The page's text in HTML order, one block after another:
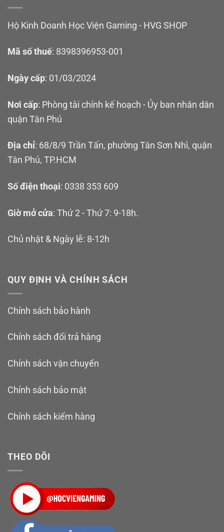
Hộ Kinh Doanh Học Viện Gaming - HVG SHOP
Mã số thuế: 8398396953-001
Ngày cấp: 01/03/2024
Nơi cấp: Phòng tài chính kế hoạch - Ủy ban nhân dân
quận Tân Phú
Địa chỉ: 68/8/9 Trần Tấn, phường Tân Sơn Nhì, quận
Tân Phú, TP.HCM
Số điện thoại: 0338 353 609
Giờ mở cửa: Thứ 2 - Thứ 7: 9-18h.
Chủ nhật & Ngày lễ: 8-12h
QUY ĐỊNH VÀ CHÍNH SÁCH
Chính sách bảo hành
Chính sách đổi trả hàng
Chính sách vận chuyển
Chính sách bảo mật
Chính sách kiểm hàng
THEO DÕI